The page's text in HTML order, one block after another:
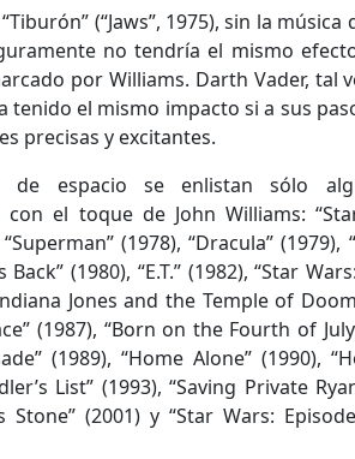
(“Jaws”, 1975), sin la
no tendría el mismo
por Williams. Darth Vader, tal
tenido el mismo impacto si a sus
precisas y excitantes.
de espacio se enlistan sólo
con el toque de John Williams:
(1978), “Dracula”
Back” (1980), “E.T.” (1982), “Star
Jones and the Temple of
(1987), “Born on the Fourth of
(1989), “Home Alone” (1990),
List” (1993), “Saving Private
Stone” (2001) y “Star Wars: